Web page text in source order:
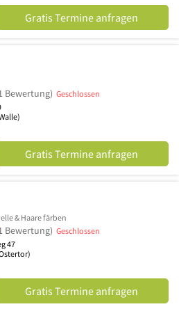
Gratis Termine anfragen
5 Sternen
Bewertung) Geschlossen
Gratis Termine anfragen
& Haare färben
5 Sternen
Bewertung) Geschlossen
47
Gratis Termine anfragen